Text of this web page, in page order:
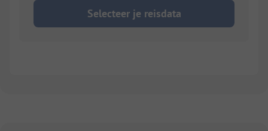
Selecteer je reisdata